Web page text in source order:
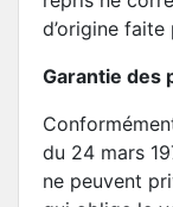
d’origine
Garantie des
du 24 mars
ne peuvent